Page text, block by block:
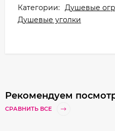
Категории: Душевые
Душевые уголки
Рекомендуем
СРАВНИТЬ ВСЕ